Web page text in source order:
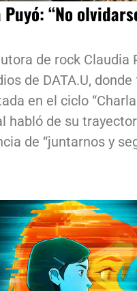
“No
de rock Claudia
de DATA.U, donde
en el ciclo
habló de su
de “juntarnos y